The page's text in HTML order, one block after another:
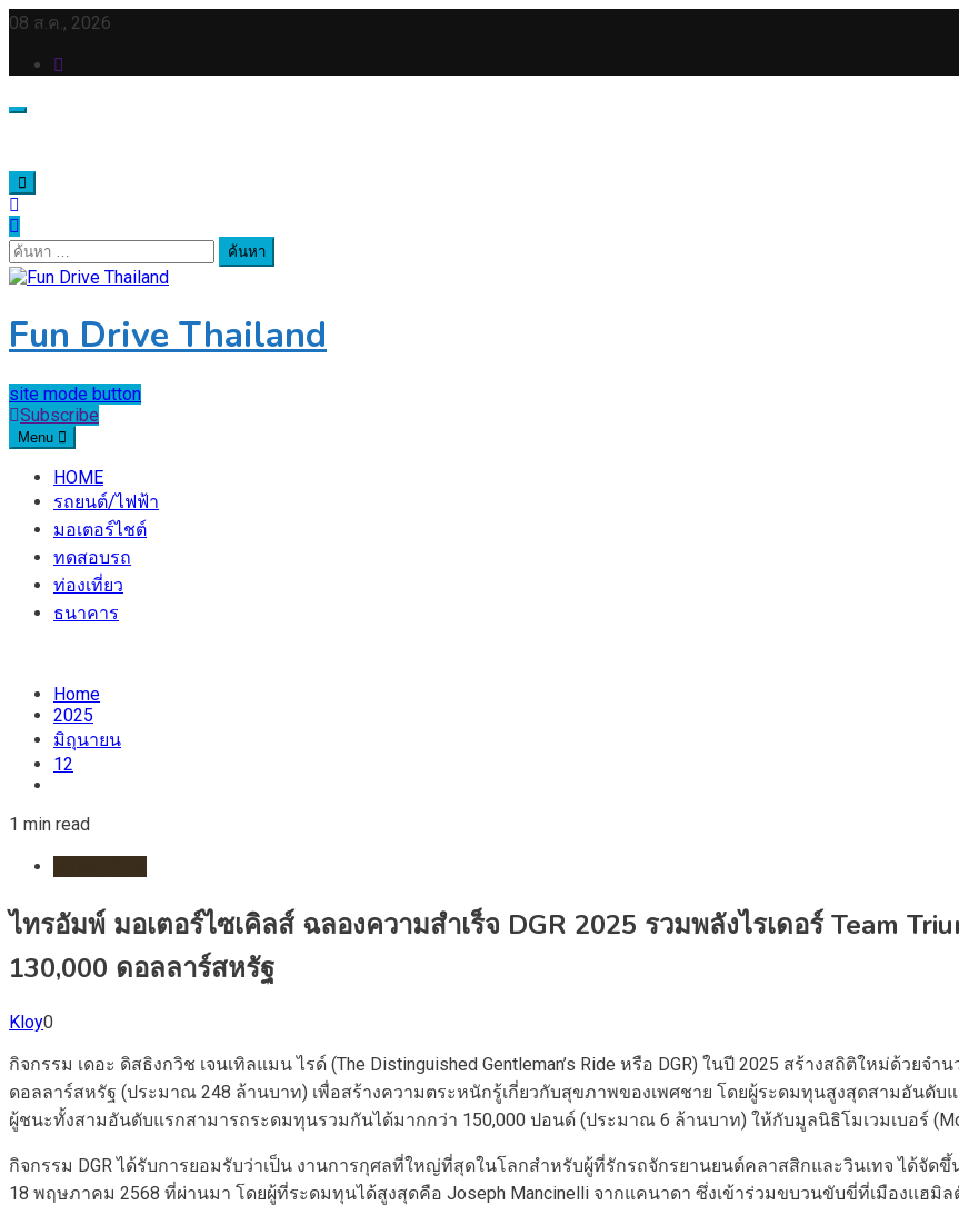
Skip
content
08 ส.ค., 2026
ค้นหา
สำหรับ:
Fun Drive Thailand
site mode button
Subscribe
Menu
HOME
รถยนต์/ไฟฟ้า
มอเตอร์ไชต์
ทดสอบรถ
ท่องเที่ยว
ธนาคาร
Home
2025
มิถุนายน
12
1 min read
ไทรอัมพ์ มอเตอร์ไซเคิลส์ ฉลองความสำเร็จ DGR 2025 รวมพลังไรเดอร์ Team
130,000 ดอลลาร์สหรัฐ
Kloy0
กิจกรรม เดอะ ดิสธิงกวิช เจนเทิลแมน ไรด์ (The Distinguished Gentleman’s Ride หรือ DGR) ในปี 2025 สร้างสถิติใหม่ด้วย
ดอลลาร์สหรัฐ (ประมาณ 248 ล้านบาท) เพื่อสร้างความตระหนักรู้เกี่ยวกับสุขภาพของเพศชาย โดยผู้ระดมทุนสูงสุดสามอันดับแ
ผู้ชนะทั้งสามอันดับแรกสามารถระดมทุนรวมกันได้มากกว่า 150,000 ปอนด์ (ประมาณ 6 ล้านบาท) ให้กับมูลนิธิโมเวมเบอร์
กิจกรรม DGR ได้รับการยอมรับว่าเป็น งานการกุศลที่ใหญ่ที่สุดในโลกสำหรับผู้ที่รักรถจักรยานยนต์คลาสสิกและวินเทจ ได้จัด
18 พฤษภาคม 2568 ที่ผ่านมา โดยผู้ที่ระดมทุนได้สูงสุดคือ Joseph Mancinelli จากแคนาดา ซึ่งเข้าร่วมขบวนขับขี่ที่เมืองแฮมิ